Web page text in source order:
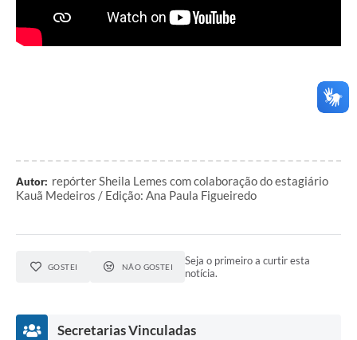
Autor: repórter Sheila Lemes com colaboração do estagiário
Kauã Medeiros / Edição: Ana Paula Figueiredo
GOSTEI NÃO GOSTEI
Seja o primeiro a curtir esta
notícia.
Secretarias Vinculadas